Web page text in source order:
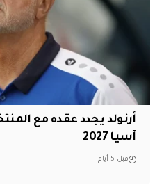
أرنولد يجدد عقده مع
آسيا 2027
قبل 5 أيام